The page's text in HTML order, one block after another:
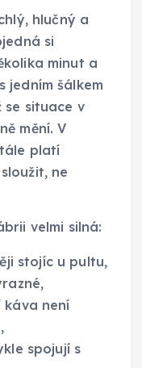
hlučný a
si
minut a
jedním šálkem
se situace v
mění. V
platí
ne
velmi silná:
stojíc u pultu,
není
spojují s